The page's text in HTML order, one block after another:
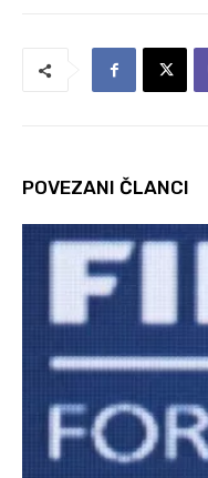
POVEZANI ČLANCI